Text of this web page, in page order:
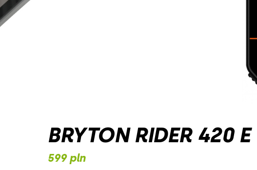
BRYTON RIDER 420 E
599 pln